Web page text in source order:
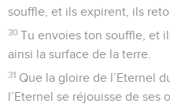
souffle, et ils expirent, ils
30 Tu envoies ton souffle, et
ainsi la surface de la terre.
31 Que la gloire de l’Eternel
l’Eternel se réjouisse de ses